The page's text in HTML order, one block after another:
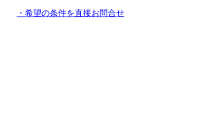
・希望の条件を直接お問合せ